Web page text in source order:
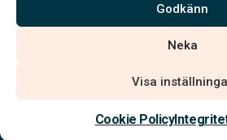
Godkänn
Neka
Visa
Cookie Policy
Vi är auktoriserade av Sveriges
har högt ställda krav på utbildning,